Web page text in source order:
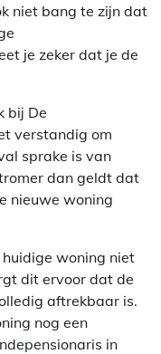
niet bang te zijn dat
je zeker dat je de
bij De
verstandig om
sprake is van
dan geldt dat
nieuwe woning
woning niet
dit ervoor dat de
aftrekbaar is.
nog een
in